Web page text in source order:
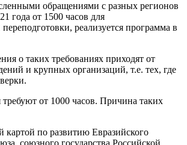
обращениями с разных регионов
года от 1500 часов для
реализуется программа в
о таких требованиях приходят от
и крупных организаций, т.е. тех, где
от 1000 часов. Причина таких
картой по развитию Евразийского